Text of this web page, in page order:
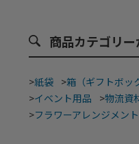
商品カテゴリ
>紙袋 >箱（ギフトボッ
>イベント用品 >物流資
>フラワーアレンジメン